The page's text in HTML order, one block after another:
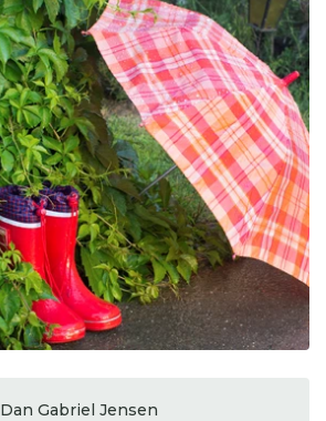
Dan Gabriel Jensen